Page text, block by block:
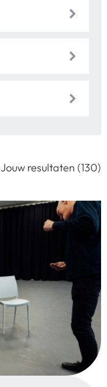
Jouw resultaten (130)